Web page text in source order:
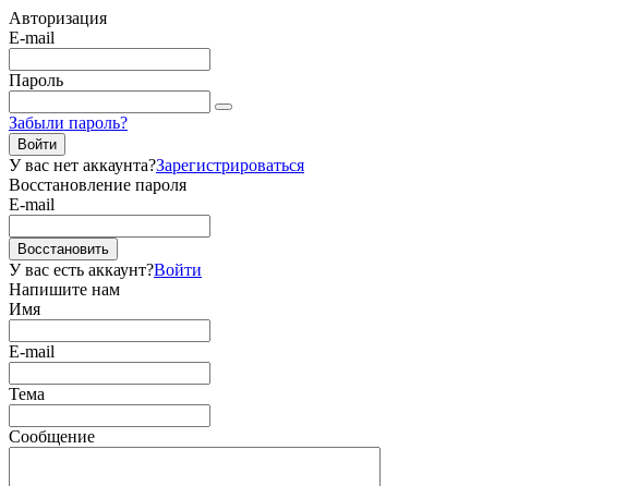
Авторизация
E-mail
Пароль
Забыли пароль?
Войти
У вас нет аккаунта?Зарегистрироваться
Восстановление пароля
E-mail
Восстановить
У вас есть аккаунт?Войти
Напишите нам
Имя
E-mail
Тема
Сообщение